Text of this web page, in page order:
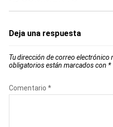
Deja una respuesta
Tu dirección de correo electrónico
obligatorios están marcados con *
Comentario *